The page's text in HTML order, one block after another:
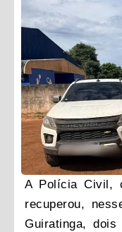
A Polícia Civil,
recuperou,
Guiratinga, dois